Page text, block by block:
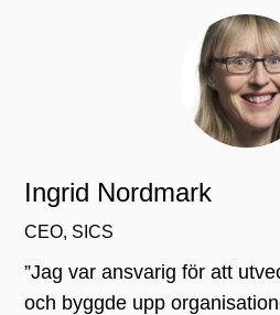
Ingrid Nordmark
CEO, SICS
”Jag var ansvarig för att
och byggde upp